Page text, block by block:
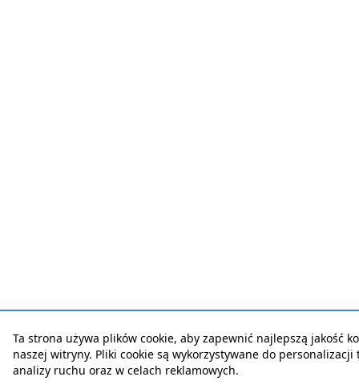
Ta strona używa plików cookie, aby zapewnić najlepszą jakość
naszej witryny. Pliki cookie są wykorzystywane do personalizacji
analizy ruchu oraz w celach reklamowych.